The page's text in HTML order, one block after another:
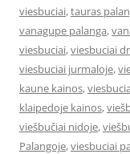
viesbuciai,tauras
vanagupe palanga,
viesbuciai,viesbuciai
viesbuciai jurmaloje,
kaune kainos,
klaipedoje kainos,
viešbučiai nidoje,
Palangoje,viesbuciai